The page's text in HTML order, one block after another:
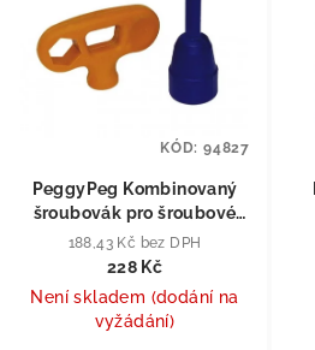
PeggyPeg Kombinovaný
šroubovák pro šroubové
kolíky
188,43 Kč bez DPH
228 Kč
Není skladem (dodání na
vyžádání)
KÓD: 94827